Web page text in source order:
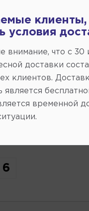
6
клиенты,
условия
внимание, что c 30
доставки
клиентов.
является
временной